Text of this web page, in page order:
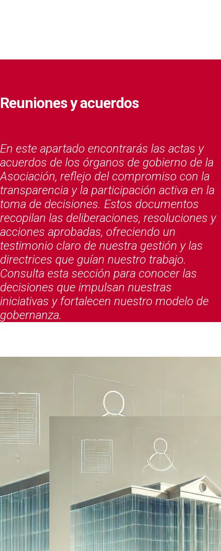
Reuniones y acuerdos
En este apartado encontrarás las actas y
acuerdos de los órganos de gobierno de la
Asociación, reflejo del compromiso con la
transparencia y la participación activa en la
toma de decisiones. Estos documentos
recopilan las deliberaciones, resoluciones y
acciones aprobadas, ofreciendo un
testimonio claro de nuestra gestión y las
directrices que guían nuestro trabajo.
Consulta esta sección para conocer las
decisiones que impulsan nuestras
iniciativas y fortalecen nuestro modelo de
gobernanza.